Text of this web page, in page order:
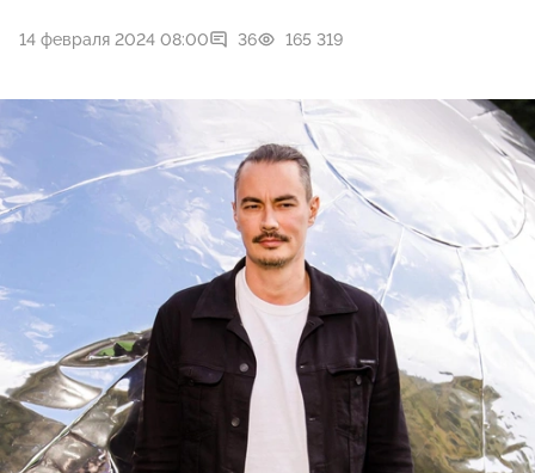
14 февраля 2024 08:00 36 165 319